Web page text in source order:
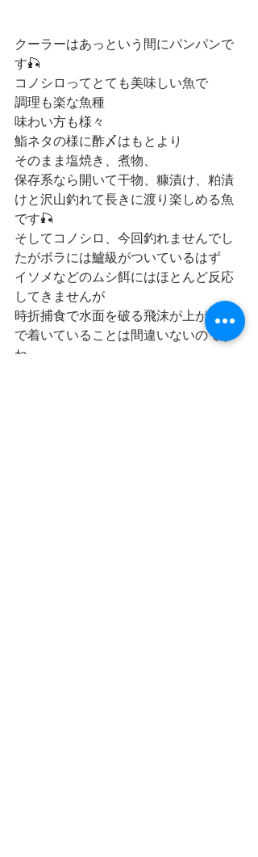
クーラーはあっという間にパンパンで
す🎣
コノシロってとても美味しい魚で
調理も楽な魚種
味わい方も様々
鮨ネタの様に酢〆はもとより
そのまま塩焼き、煮物、
保存系なら開いて干物、糠漬け、粕漬
けと沢山釣れて長きに渡り楽しめる魚
です🎣
そしてコノシロ、今回釣れませんでし
たがボラには鱸級がついているはず
イソメなどのムシ餌にはほとんど反応
してきませんが
時折捕食で水面を破る飛沫が上がるの
で着いていることは間違いないのです
ね